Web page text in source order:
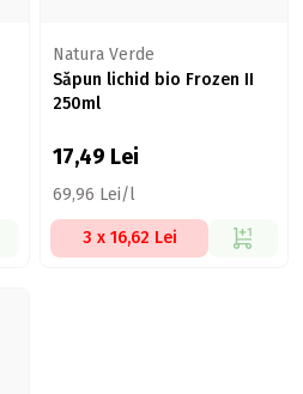
Natura Verde
Săpun lichid bio Frozen II
250ml
17,49 Lei
69,96 Lei/l
3 x 16,62 Lei